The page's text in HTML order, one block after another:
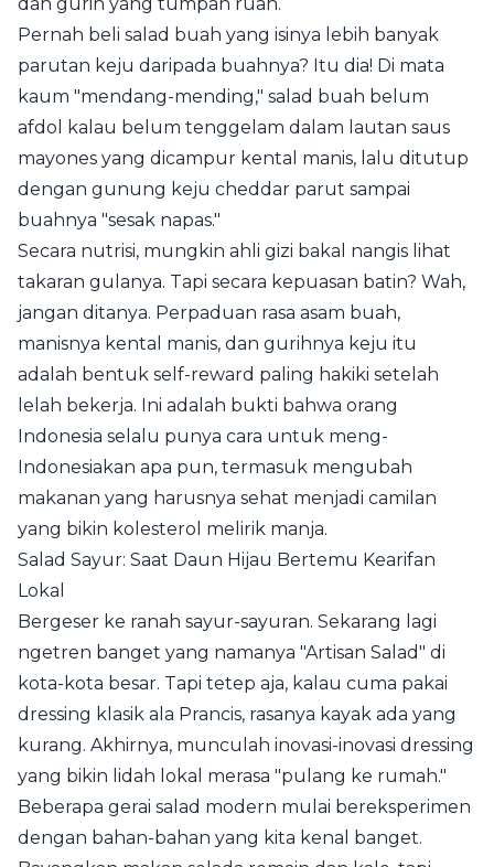
Pernah beli salad buah yang isinya lebih banyak
parutan keju daripada buahnya? Itu dia! Di mata
kaum "mendang-mending," salad buah belum
afdol kalau belum tenggelam dalam lautan saus
mayones yang dicampur kental manis, lalu ditutup
dengan gunung keju cheddar parut sampai
buahnya "sesak napas."
Secara nutrisi, mungkin ahli gizi bakal nangis lihat
takaran gulanya. Tapi secara kepuasan batin? Wah,
jangan ditanya. Perpaduan rasa asam buah,
manisnya kental manis, dan gurihnya keju itu
adalah bentuk self-reward paling hakiki setelah
lelah bekerja. Ini adalah bukti bahwa orang
Indonesia selalu punya cara untuk meng-
Indonesiakan apa pun, termasuk mengubah
makanan yang harusnya sehat menjadi camilan
yang bikin kolesterol melirik manja.
Salad Sayur: Saat Daun Hijau Bertemu Kearifan
Lokal
Bergeser ke ranah sayur-sayuran. Sekarang lagi
ngetren banget yang namanya "Artisan Salad" di
kota-kota besar. Tapi tetep aja, kalau cuma pakai
dressing klasik ala Prancis, rasanya kayak ada yang
kurang. Akhirnya, munculah inovasi-inovasi dressing
yang bikin lidah lokal merasa "pulang ke rumah."
Beberapa gerai salad modern mulai bereksperimen
dengan bahan-bahan yang kita kenal banget.